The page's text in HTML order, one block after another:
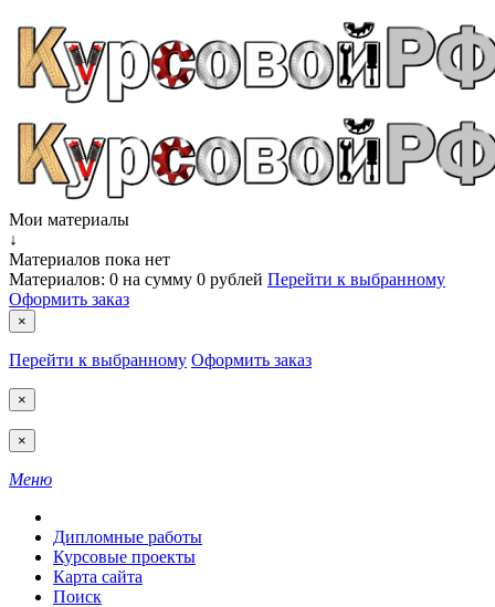
Мои материалы
↓
Материалов пока нет
Материалов: 0 на сумму 0 рублей Перейти к выбранному
Оформить заказ
×
Перейти к выбранному Оформить заказ
×
×
Меню
Дипломные работы
Курсовые проекты
Карта сайта
Поиск